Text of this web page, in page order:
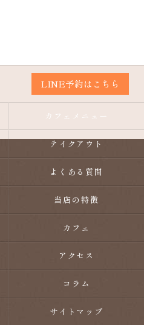
LINE予約はこちら
カフェメニュー
テイクアウト
よくある質問
当店の特徴
カフェ
アクセス
コラム
サイトマップ